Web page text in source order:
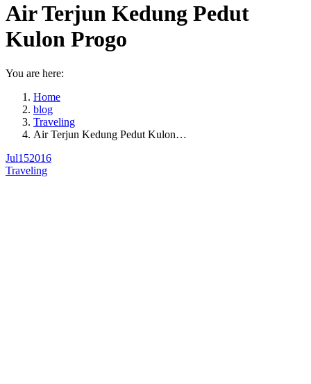
Air Terjun Kedung Pedut
Kulon Progo
You are here:
Home
blog
Traveling
Air Terjun Kedung Pedut Kulon…
Jul152016
Traveling